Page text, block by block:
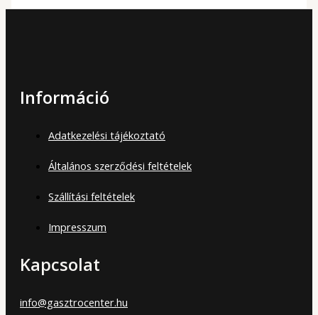
Információ
Adatkezelési tájékoztató
Általános szerződési feltételek
Szállítási feltételek
Impresszum
Kapcsolat
info@gasztrocenter.hu